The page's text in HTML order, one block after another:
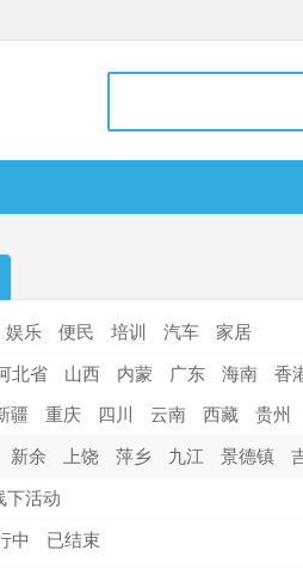
娱乐 便民 培训 汽车 家居
北省 山西 内蒙 广东 海南 香
疆 重庆 四川 云南 西藏 贵州
新余 上饶 萍乡 九江 景德镇
下活动
中 已结束